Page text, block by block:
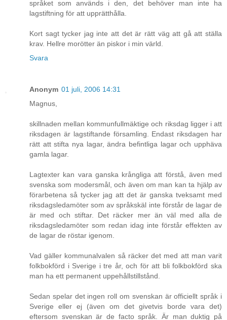
språket som används i den, det behöver man inte ha
lagstiftning för att upprätthålla.
Kort sagt tycker jag inte att det är rätt väg att gå att ställa
krav. Hellre morötter än piskor i min värld.
Svara
Anonym 01 juli, 2006 14:31
Magnus,
skillnaden mellan kommunfullmäktige och riksdag ligger i att
riksdagen är lagstiftande församling. Endast riksdagen har
rätt att stifta nya lagar, ändra befintliga lagar och upphäva
gamla lagar.
Lagtexter kan vara ganska krångliga att förstå, även med
svenska som modersmål, och även om man kan ta hjälp av
förarbetena så tycker jag att det är ganska tveksamt med
riksdagsledamöter som av språkskäl inte förstår de lagar de
är med och stiftar. Det räcker mer än väl med alla de
riksdagsledamöter som redan idag inte förstår effekten av
de lagar de röstar igenom.
Vad gäller kommunalvalen så räcker det med att man varit
folkbokförd i Sverige i tre år, och för att bli folkbokförd ska
man ha ett permanent uppehållstillstånd.
Sedan spelar det ingen roll om svenskan är officiellt språk i
Sverige eller ej (även om det givetvis borde vara det)
eftersom svenskan är de facto språk. Är man duktig på